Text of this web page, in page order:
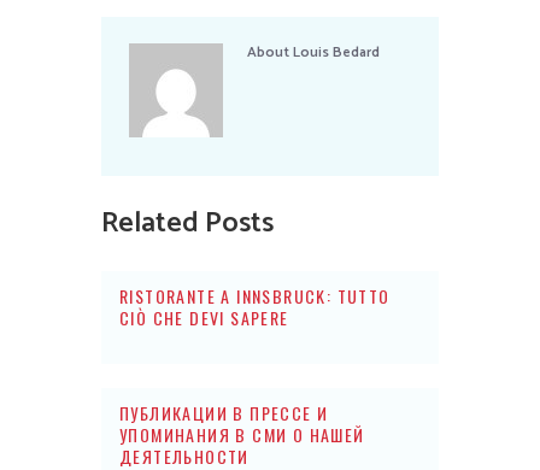
AboutLouis Bedard
Related Posts
RISTORANTE A INNSBRUCK: TUTTO
CIÒ CHE DEVI SAPERE
ПУБЛИКАЦИИ В ПРЕССЕ И
УПОМИНАНИЯ В СМИ О НАШЕЙ
ДЕЯТЕЛЬНОСТИ